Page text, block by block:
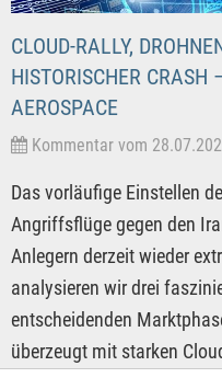
CLOUD-RALLY,
HISTORISCHER CRASH
AEROSPACE
Kommentar vom
Das vorläufige Einstellen
Angriffsflüge gegen den
Anlegern derzeit wieder
analysieren wir drei
entscheidenden
überzeugt mit starken